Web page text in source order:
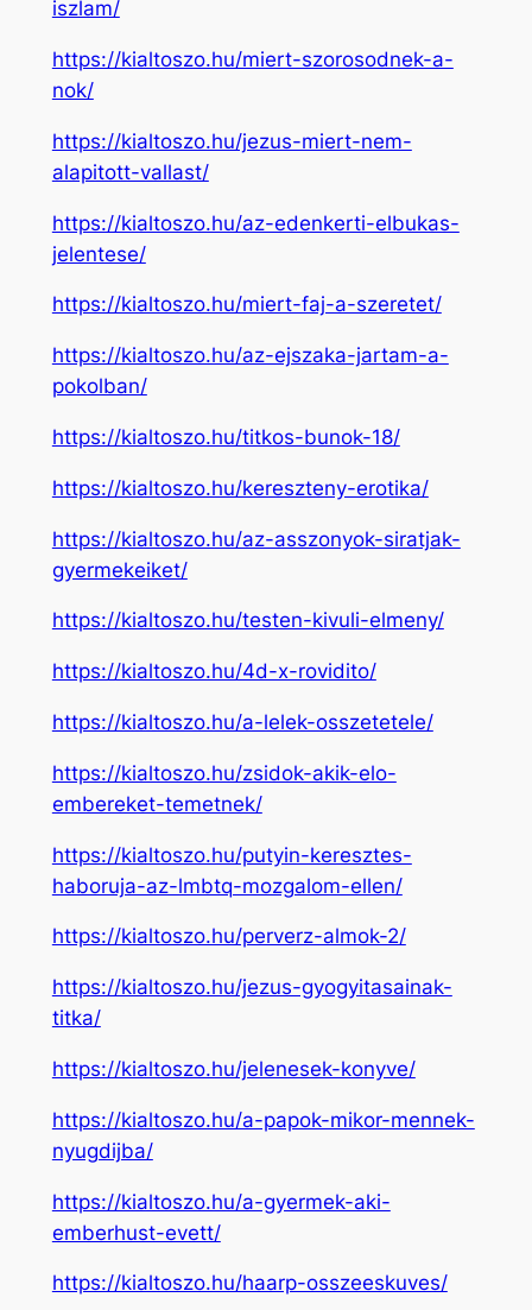
iszlam/
https://kialtoszo.hu/miert-szorosodnek-a-
nok/
https://kialtoszo.hu/jezus-miert-nem-
alapitott-vallast/
https://kialtoszo.hu/az-edenkerti-elbukas-
jelentese/
https://kialtoszo.hu/miert-faj-a-szeretet/
https://kialtoszo.hu/az-ejszaka-jartam-a-
pokolban/
https://kialtoszo.hu/titkos-bunok-18/
https://kialtoszo.hu/kereszteny-erotika/
https://kialtoszo.hu/az-asszonyok-siratjak-
gyermekeiket/
https://kialtoszo.hu/testen-kivuli-elmeny/
https://kialtoszo.hu/4d-x-rovidito/
https://kialtoszo.hu/a-lelek-osszetetele/
https://kialtoszo.hu/zsidok-akik-elo-
embereket-temetnek/
https://kialtoszo.hu/putyin-keresztes-
haboruja-az-lmbtq-mozgalom-ellen/
https://kialtoszo.hu/perverz-almok-2/
https://kialtoszo.hu/jezus-gyogyitasainak-
titka/
https://kialtoszo.hu/jelenesek-konyve/
https://kialtoszo.hu/a-papok-mikor-mennek-
nyugdijba/
https://kialtoszo.hu/a-gyermek-aki-
emberhust-evett/
https://kialtoszo.hu/haarp-osszeeskuves/